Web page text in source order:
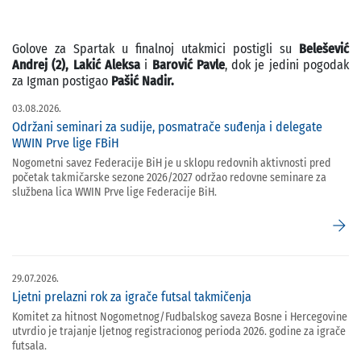
Golove za Spartak u finalnoj utakmici postigli su Belešević
Andrej (2), Lakić Aleksa i Barović Pavle, dok je jedini pogodak
za Igman postigao Pašić Nadir.
03.08.2026.
Održani seminari za sudije, posmatrače suđenja i delegate
WWIN Prve lige FBiH
Nogometni savez Federacije BiH je u sklopu redovnih aktivnosti pred
početak takmičarske sezone 2026/2027 održao redovne seminare za
službena lica WWIN Prve lige Federacije BiH.
arrow_forward
29.07.2026.
Ljetni prelazni rok za igrače futsal takmičenja
Komitet za hitnost Nogometnog/Fudbalskog saveza Bosne i Hercegovine
utvrdio je trajanje ljetnog registracionog perioda 2026. godine za igrače
futsala.